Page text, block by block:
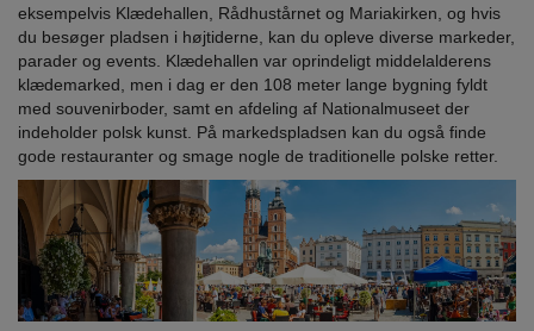
eksempelvis Klædehallen, Rådhustårnet og Mariakirken, og hvis
du besøger pladsen i højtiderne, kan du opleve diverse markeder,
parader og events. Klædehallen var oprindeligt middelalderens
klædemarked, men i dag er den 108 meter lange bygning fyldt
med souvenirboder, samt en afdeling af Nationalmuseet der
indeholder polsk kunst. På markedspladsen kan du også finde
gode restauranter og smage nogle de traditionelle polske retter.